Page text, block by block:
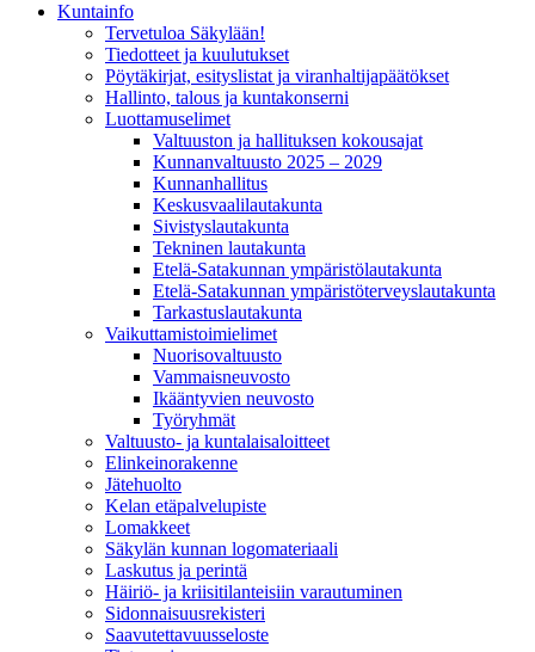
Kunta­info
Tervetuloa Säkylään!
Tiedotteet ja kuulutukset
Pöytäkirjat, esityslistat ja viranhaltijapäätökset
Hallinto, talous ja kuntakonserni
Luottamuselimet
Valtuuston ja hallituksen kokousajat
Kunnanvaltuusto 2025 – 2029
Kunnanhallitus
Keskusvaalilautakunta
Sivistyslautakunta
Tekninen lautakunta
Etelä-Satakunnan ympäristölautakunta
Etelä-Satakunnan ympäristöterveyslautakunta
Tarkastuslautakunta
Vaikuttamistoimielimet
Nuorisovaltuusto
Vammaisneuvosto
Ikääntyvien neuvosto
Työryhmät
Valtuusto- ja kuntalaisaloitteet
Elinkeinorakenne
Jätehuolto
Kelan etäpalvelupiste
Lomakkeet
Säkylän kunnan logomateriaali
Laskutus ja perintä
Häiriö- ja kriisitilanteisiin varautuminen
Sidonnaisuusrekisteri
Saavutettavuusseloste